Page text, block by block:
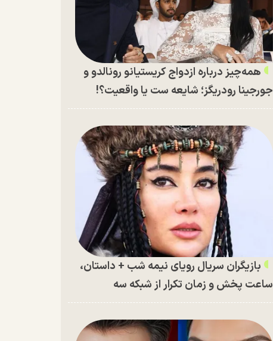
همه‌چیز درباره ازدواج کریستیانو رونالدو و
جورجینا رودریگز؛ شایعه ست یا واقعیت؟!
بازیگران سریال رویای نیمه شب + داستان،
ساعت پخش و زمان تکرار از شبکه سه